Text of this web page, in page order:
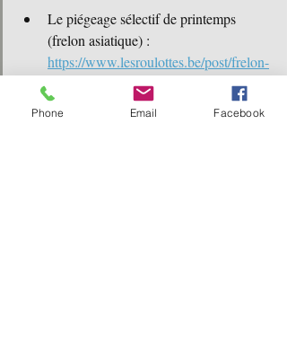
Le piégeage sélectif de printemps
(frelon asiatique) :
https://www.lesroulottes.be/post/frelon-
asiatique-plan-d-action-camping
Phone Email Facebook